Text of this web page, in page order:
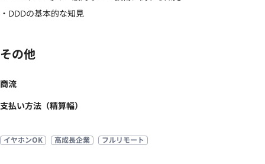
・DDDの基本的な知見
その他
商流
支払い方法（精算幅）
イヤホンOK 高成長企業 フルリモート